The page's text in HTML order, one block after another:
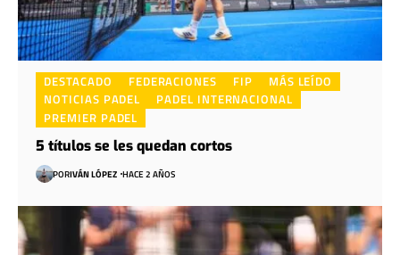
DESTACADO FEDERACIONES FIP
MÁS LEÍDO
NOTICIAS PADEL
PADEL INTERNACIONAL
PREMIER PADEL
5 títulos se les quedan cortos
PORIVÁN LÓPEZ HACE 2 AÑOS